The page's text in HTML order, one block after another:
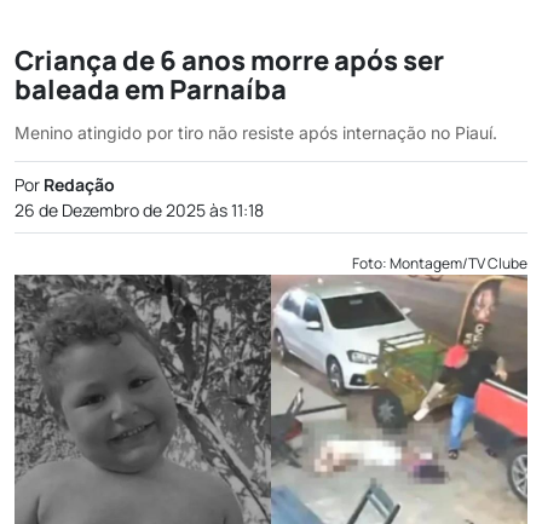
Criança de 6 anos morre após ser
baleada em Parnaíba
Menino atingido por tiro não resiste após internação no Piauí.
Por Redação
26 de Dezembro de 2025 às 11:18
Foto: Montagem/TV Clube